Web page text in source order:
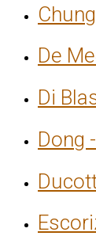
De
Di
Dong